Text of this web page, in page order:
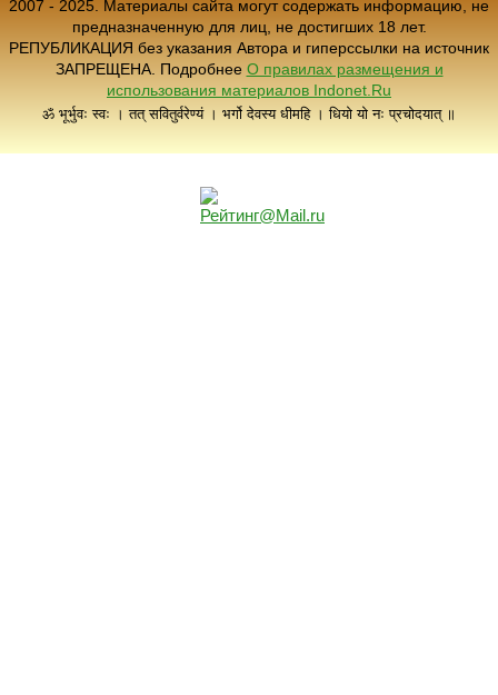
2007 - 2025. Материалы сайта могут содержать информацию, не
предназначенную для лиц, не достигших 18 лет.
РЕПУБЛИКАЦИЯ без указания Автора и гиперссылки на источник
ЗАПРЕЩЕНА. Подробнее О правилах размещения и
использования материалов Indonet.Ru
ॐ भूर्भुवः स्वः । तत् सवितुर्वरेण्यं । भर्गो देवस्य धीमहि । धियो यो नः प्रचोदयात् ॥